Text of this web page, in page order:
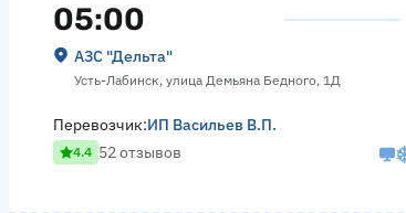
05:00
АЗС "Дельта"
Усть-Лабинск, улица Демьяна Бедного, 1Д
Перевозчик:ИП Васильев В.П.
4.4 52 отзывов